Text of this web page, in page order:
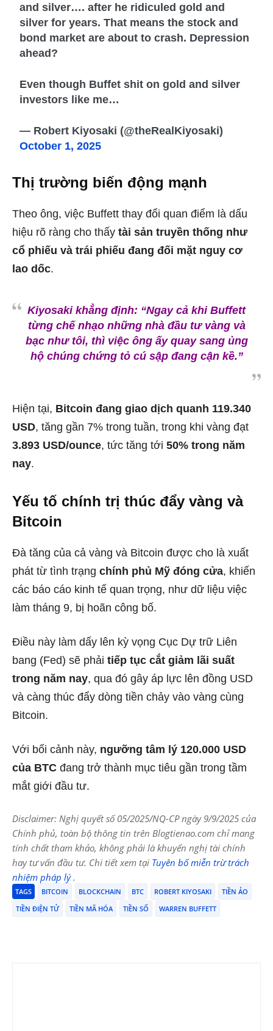
and silver…. after he ridiculed gold and
silver for years. That means the stock and
bond market are about to crash. Depression
ahead?
Even though Buffet shit on gold and silver
investors like me…
— Robert Kiyosaki (@theRealKiyosaki)
October 1, 2025
Thị trường biến động mạnh
Theo ông, việc Buffett thay đổi quan điểm là dấu
hiệu rõ ràng cho thấy tài sản truyền thống như
cổ phiếu và trái phiếu đang đối mặt nguy cơ
lao dốc.
Kiyosaki khẳng định: “Ngay cả khi Buffett
từng chế nhạo những nhà đầu tư vàng và
bạc như tôi, thì việc ông ấy quay sang ủng
hộ chúng chứng tỏ cú sập đang cận kề.”
Hiện tại, Bitcoin đang giao dịch quanh 119.340
USD, tăng gần 7% trong tuần, trong khi vàng đạt
3.893 USD/ounce, tức tăng tới 50% trong năm
nay.
Yếu tố chính trị thúc đẩy vàng và
Bitcoin
Đà tăng của cả vàng và Bitcoin được cho là xuất
phát từ tình trạng chính phủ Mỹ đóng cửa, khiến
các báo cáo kinh tế quan trọng, như dữ liệu việc
làm tháng 9, bị hoãn công bố.
Điều này làm dấy lên kỳ vọng Cục Dự trữ Liên
bang (Fed) sẽ phải tiếp tục cắt giảm lãi suất
trong năm nay, qua đó gây áp lực lên đồng USD
và càng thúc đẩy dòng tiền chảy vào vàng cùng
Bitcoin.
Với bối cảnh này, ngưỡng tâm lý 120.000 USD
của BTC đang trở thành mục tiêu gần trong tầm
mắt giới đầu tư.
Disclaimer: Nghị quyết số 05/2025/NQ-CP ngày 9/9/2025 của
Chính phủ, toàn bộ thông tin trên Blogtienao.com chỉ mang
tính chất tham khảo, không phải là khuyến nghị tài chính
hay tư vấn đầu tư. Chi tiết xem tại Tuyên bố miễn trừ trách
nhiệm pháp lý.
TAGS BITCOIN BLOCKCHAIN BTC ROBERT KIYOSAKI
TIỀN ẢO
TIỀN ĐIỆN TỬ
TIỀN MÃ HÓA TIỀN SỐ WARREN BUFFETT